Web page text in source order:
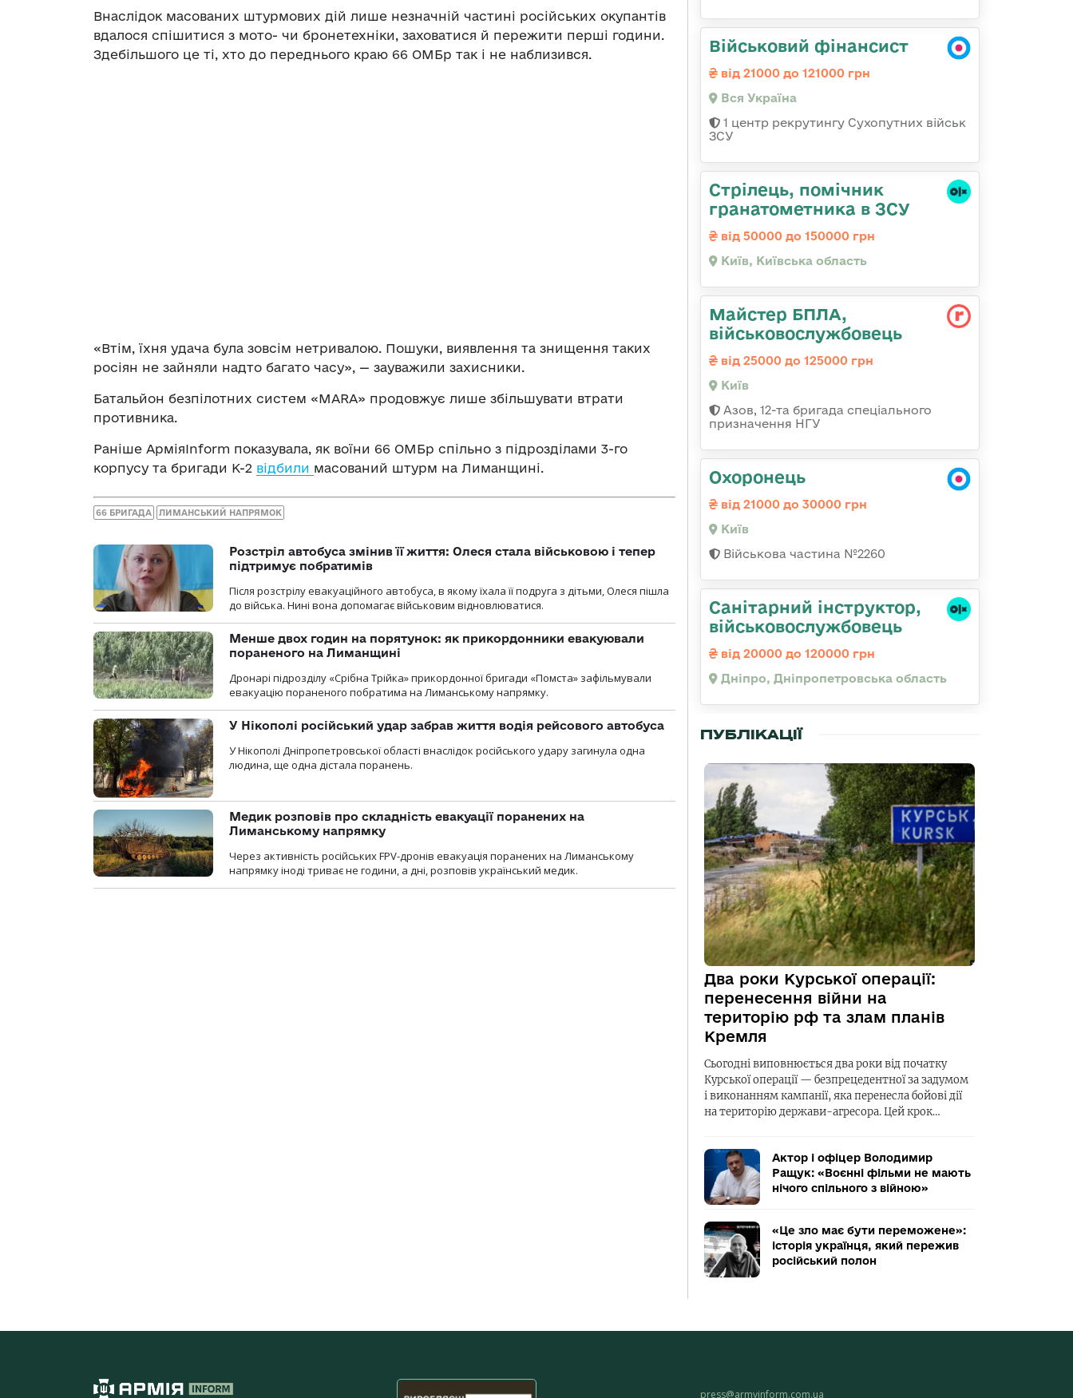
Внаслідок масованих штурмових дій лише незначній частині російських окупантів
вдалося спішитися з мото- чи бронетехніки, заховатися й пережити перші години.
Здебільшого це ті, хто до переднього краю 66 ОМБр так і не наблизився.
«Втім, їхня удача була зовсім нетривалою. Пошуки, виявлення та знищення таких
росіян не зайняли надто багато часу», — зауважили захисники.
Батальйон безпілотних систем «MARA» продовжує лише збільшувати втрати
противника.
Раніше АрміяInform показувала, як воїни 66 ОМБр спільно з підрозділами 3-го
корпусу та бригади К-2 відбили масований штурм на Лиманщині.
66 БРИГАДА ЛИМАНСЬКИЙ НАПРЯМОК
Розстріл автобуса змінив її життя: Олеся стала військовою і тепер
підтримує побратимів
Після розстрілу евакуаційного автобуса, в якому їхала її подруга з дітьми, Олеся пішла
до війська. Нині вона допомагає військовим відновлюватися.
Менше двох годин на порятунок: як прикордонники евакуювали
пораненого на Лиманщині
Дронарі підрозділу «Срібна Трійка» прикордонної бригади «Помста» зафільмували
евакуацію пораненого побратима на Лиманському напрямку.
У Нікополі російський удар забрав життя водія рейсового автобуса
У Нікополі Дніпропетровської області внаслідок російського удару загинула одна
людина, ще одна дістала поранень.
Медик розповів про складність евакуації поранених на
Лиманському напрямку
Через активність російських FPV-дронів евакуація поранених на Лиманському
напрямку іноді триває не години, а дні, розповів український медик.
Військовий фінансист
від 21000 до 121000 грн
Вся Україна
1 центр рекрутингу Сухопутних військ
ЗСУ
Стрілець, помічник
гранатометника в ЗСУ
від 50000 до 150000 грн
Київ, Київська область
Майстер БПЛА,
військовослужбовець
від 25000 до 125000 грн
Київ
Азов, 12-та бригада спеціального
призначення НГУ
Охоронець
від 21000 до 30000 грн
Київ
Військова частина №2260
Санітарний інструктор,
військовослужбовець
від 20000 до 120000 грн
Дніпро, Дніпропетровська область
ПУБЛІКАЦІЇ
Два роки Курської операції:
перенесення війни на
територію рф та злам планів
Кремля
Сьогодні виповнюється два роки від початку
Курської операції — безпрецедентної за задумом
і виконанням кампанії, яка перенесла бойові дії
на територію держави-агресора. Цей крок…
Актор і офіцер Володимир
Ращук: «Воєнні фільми не мають
нічого спільного з війною»
«Це зло має бути переможене»:
історія українця, який пережив
російський полон
press@armyinform.com.ua